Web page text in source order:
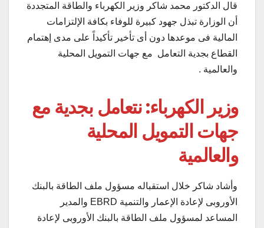
قال الدكتور محمد شاكر وزير الكهرباء والطاقة المتجددة
أن الوزارة تبذل جهود كبيرة للوفاء بكافة الإلتزامات
المالية فى موعدها دون أى تأخير تأكيداً على مدى إهتمام
القطاع بجدية التعامل مع جهات التمويل المحلية
والعالمية .
وزير الكهرباء: نتعامل بجدية مع
جهات التمويل المحلية
والعالمية
وأشاد شاكر خلال استقباله مسؤول ملف الطاقة بالبنك
الأوروبى لإعادة الإعمار والتنمية EBRD والمدير
المساعد لمسؤول ملف الطاقة بالبنك الأوروبى لإعادة